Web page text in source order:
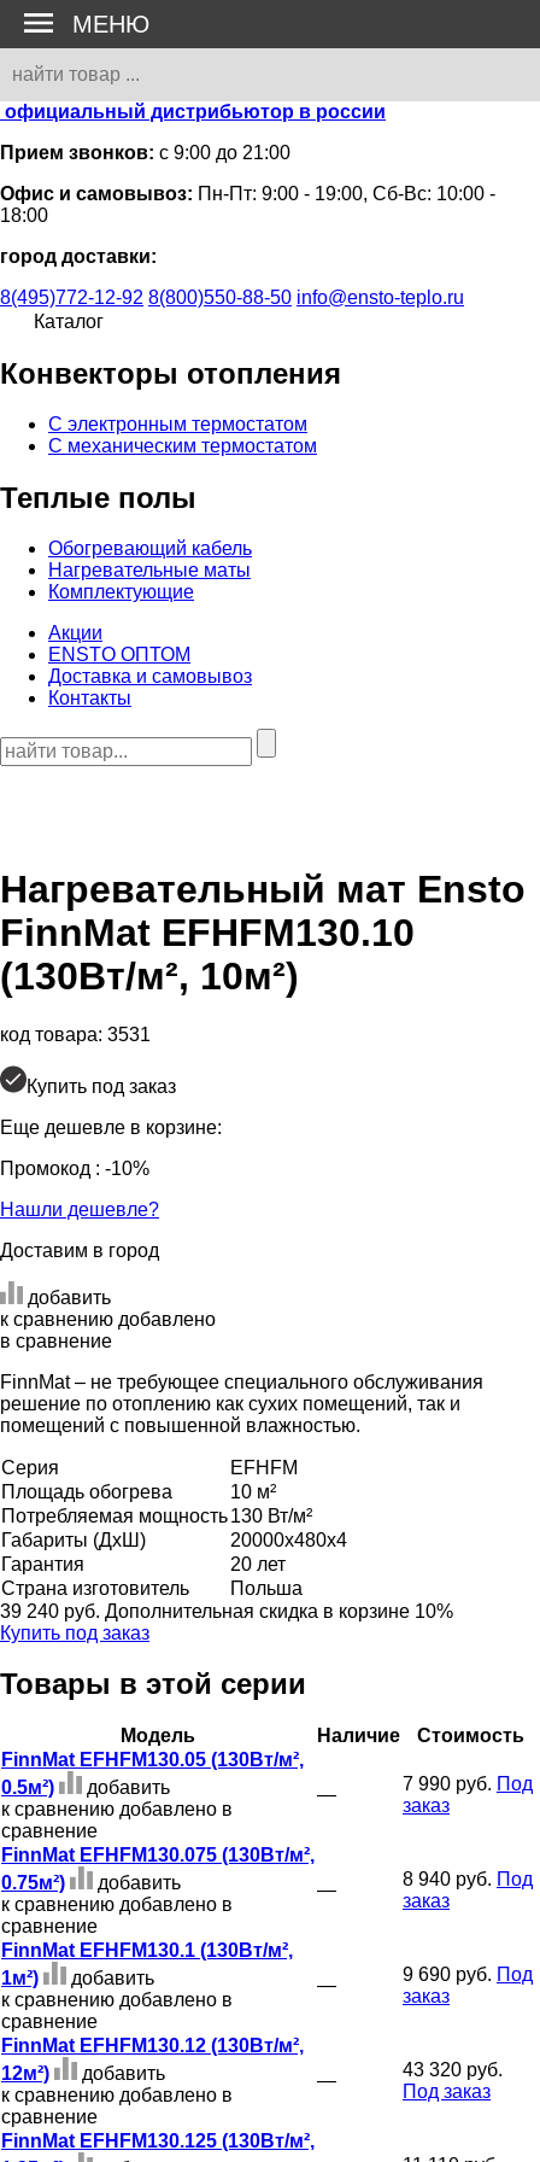
официальный дистрибьютор в россии
Прием звонков: с 9:00 до 21:00
Офис и самовывоз: Пн-Пт: 9:00 - 19:00, Сб-Вс: 10:00 -
18:00
город доставки:
8(495)772-12-92 8(800)550-88-50 info@ensto-teplo.ru
Каталог
Конвекторы отопления
С электронным термостатом
С механическим термостатом
Теплые полы
Обогревающий кабель
Нагревательные маты
Комплектующие
Акции
ENSTO ОПТОМ
Доставка и самовывоз
Контакты
Нагревательный мат Ensto
FinnMat EFHFM130.10
(130Вт/м², 10м²)
код товара: 3531
Купить под заказ
Еще дешевле в корзине:
Промокод : -10%
Нашли дешевле?
Доставим в город
добавить
к сравнению добавлено
в сравнение
FinnMat – не требующее специального обслуживания
решение по отоплению как сухих помещений, так и
помещений с повышенной влажностью.
Серия
EFHFM
Площадь обогрева
10 м²
Потребляемая мощность130 Вт/м²
Габариты (ДхШ)
20000x480x4
Гарантия
20 лет
Страна изготовитель
Польша
39 240 руб. Дополнительная скидка в корзине 10%
Купить под заказ
Товары в этой серии
Модель Наличие
Стоимость
FinnMat EFHFM130.05 (130Вт/м²,
0.5м²)
добавить
к сравнению добавлено в
сравнение
—
7 990 руб. Под
заказ
FinnMat EFHFM130.075 (130Вт/м²,
0.75м²)
добавить
к сравнению добавлено в
сравнение
—
8 940 руб. Под
заказ
FinnMat EFHFM130.1 (130Вт/м²,
1м²)
добавить
к сравнению добавлено в
сравнение
—
9 690 руб. Под
заказ
FinnMat EFHFM130.12 (130Вт/м²,
12м²)
добавить
к сравнению добавлено в
сравнение
—
43 320 руб.
Под заказ
FinnMat EFHFM130.125 (130Вт/м²,
МЕНЮ